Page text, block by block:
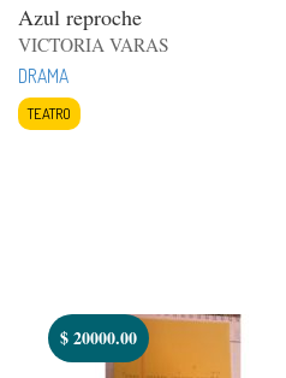
Azul reproche
VICTORIA VARAS
DRAMA
TEATRO
$20000.00